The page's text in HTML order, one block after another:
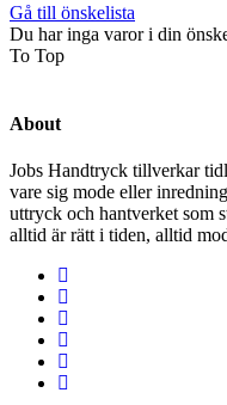
Gå till önskelista
Du har inga varor i din
To Top
About
Jobs Handtryck tillverkar
vare sig mode eller
uttryck och hantverket som
alltid är rätt i tiden, alltid